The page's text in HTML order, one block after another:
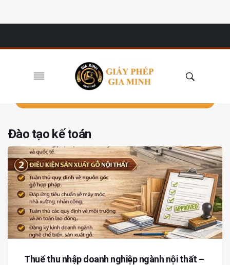
Đào tạo kế toán
Thuế thu nhập doanh nghiệp ngành nội thất –